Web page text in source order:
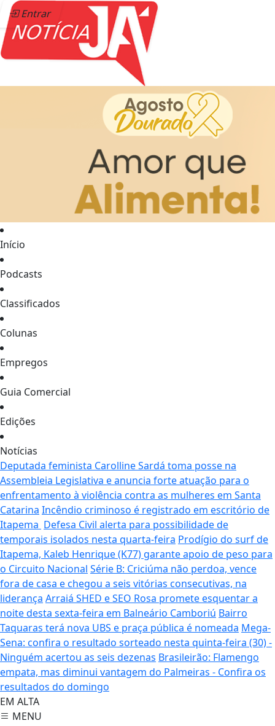
Entrar
Início
Podcasts
Classificados
Colunas
Empregos
Guia Comercial
Edições
Notícias
Deputada feminista Carolline Sardá toma posse na
Assembleia Legislativa e anuncia forte atuação para o
enfrentamento à violência contra as mulheres em Santa
Catarina Incêndio criminoso é registrado em escritório de
Itapema Defesa Civil alerta para possibilidade de
temporais isolados nesta quarta-feira Prodígio do surf de
Itapema, Kaleb Henrique (K77) garante apoio de peso para
o Circuito Nacional Série B: Criciúma não perdoa, vence
fora de casa e chegou a seis vitórias consecutivas, na
liderança Arraiá SHED e SEO Rosa promete esquentar a
noite desta sexta-feira em Balneário Camboriú Bairro
Taquaras terá nova UBS e praça pública é nomeada Mega-
Sena: confira o resultado sorteado nesta quinta-feira (30) -
Ninguém acertou as seis dezenas Brasileirão: Flamengo
empata, mas diminui vantagem do Palmeiras - Confira os
resultados do domingo
EM ALTA
MENU